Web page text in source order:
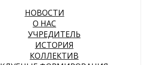
НОВОСТИ
О НАС
УЧРЕДИТЕЛЬ
ИСТОРИЯ
КОЛЛЕКТИВ